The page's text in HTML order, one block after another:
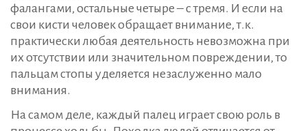
фалангами, остальные четыре – с тремя. И если на
свои кисти человек обращает внимание, т.к.
практически любая деятельность невозможна при
их отсутствии или значительном повреждении, то
пальцам стопы уделяется незаслуженно мало
внимания.
На самом деле, каждый палец играет свою роль в